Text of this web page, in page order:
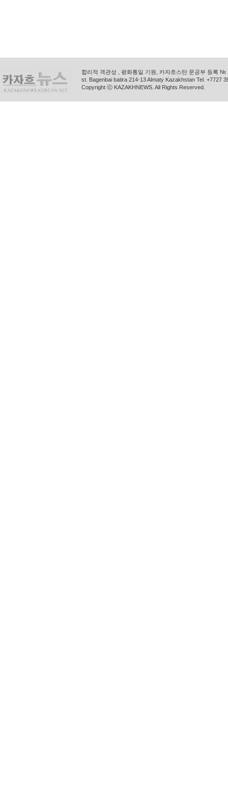
합리적 객관성 , 평화통일 기원, 카자흐스탄 문공부 등록
st. Bagenbai batira 214-13 Almaty Kazakhstan Tel. +7727
Copyright ⓒ KAZAKHNEWS. All Rights Reserved.